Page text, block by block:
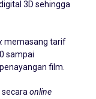
3D sehingga
memasang tarif
sampai
film.
online